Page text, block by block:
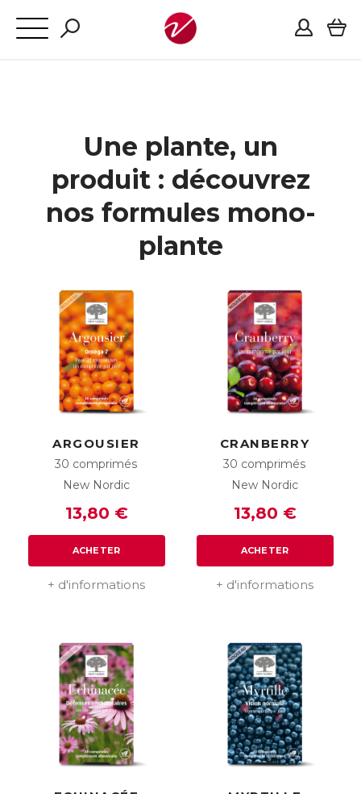
Une plante, un
produit : découvrez
nos formules mono-
plante
ARGOUSIER
30 comprimés
New Nordic
13,80 €
ACHETER
+ d'informations
CRANBERRY
30 comprimés
New Nordic
13,80 €
ACHETER
+ d'informations